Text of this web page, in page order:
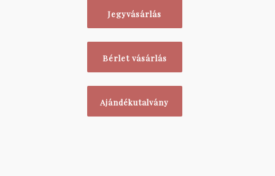
Jegyvásárlás
Bérlet vásárlás
Ajándékutalvány